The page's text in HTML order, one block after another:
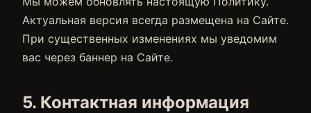
Актуальная версия всегда размещена на Сайте.
При существенных изменениях мы уведомим
вас через баннер на Сайте.
5. Контактная информация